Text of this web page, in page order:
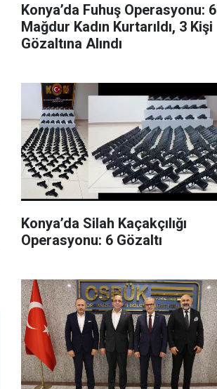
Konya’da Fuhuş Operasyonu: 6
Mağdur Kadın Kurtarıldı, 3 Kişi
Gözaltına Alındı
Konya’da Silah Kaçakçılığı
Operasyonu: 6 Gözaltı